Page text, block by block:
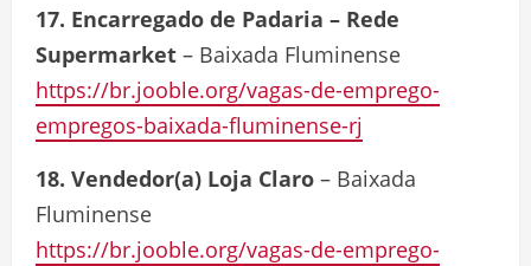
17. Encarregado de Padaria – Rede
Supermarket – Baixada Fluminense
https://br.jooble.org/vagas-de-emprego-
empregos-baixada-fluminense-rj
18. Vendedor(a) Loja Claro – Baixada
Fluminense
https://br.jooble.org/vagas-de-emprego-